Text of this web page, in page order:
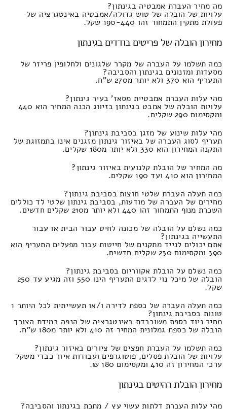
מה מחיר העברת אמבטיה בגינתון?
עלויות של הובלה של טוש גדולה/אמבטיה באינטגרציה של
פעולת מתקין התמחור זהו 190-440 שקל.
מחירון הובלה של פריטים בודדים בגינתון
כמה תשלמו על העברה של מקרר שלגונים ולחלופין פריזר של
מסעדות ומזנונים בגינתון והסביבה?
התעריף הוא 370 ולא יותר מ270 ש"ח.
מהי עלות העברת אמבטיית מסאז' בעיר גינתון?
עלויות הובלה של אמבט בגינתון בזיווג הכנה המחיר הוא 440
ומקסימום 290 שקלים.
מהי עלות שינוע של מזגן בסביבת גינתון?
תעריף לסוג העברה של באיזור גינתון מזגנים אינו בתמזוגת של
התקנה המחירון הוא 330 ולא יותר מ180 שקלים.
מה המחיר של הובלת קלנועית באיזור גינתון?
המחירון הוא 410 ועד 190 שקלים.
כמה תעלה העברת שלטי חוצות בסביבת גינתון?
מחירים של העברה של מודעות, בסביבת גינתון שלטי לד כוללים
השכרת מנוף התמחור זהו 440 ולא יותר מ210 שקלים חדשים.
כמה נשלם על הובלה של מכונה לחיט עבור הבית או עבור
התעשייה בגינתון?
אתם יכולים לנייד מתקנים של חייטות עבור מפעלים התעריף הוא
390 ומקסימום 230 שקלים חדשים.
כמה נשלם על הובלת אקווריום בסביבת גינתון?
הובלה של מיכל נוי לדגים התעריף הינו 550 וזה מגיע עד 250
שקל.
כמה תעלה העברה של כספת לדירה ו/או תעשייתית לכל היותר 1
טונות בסביבת גינתון?
מחיר ניוד כספת משוכבדת באינטגרציה של הנפה במידת הצורך
הובלה של כספת גמלונית המחיר זה 410 ולא יותר מ180 ש"ח.
כמה תשלמו על העברת חפצים של ציורים באיזור גינתון?
עלויות של הובלת פסלים, פוטוגרפים ועבודות איור כבדי משקל
ערכי המחירון זה 410 ומקסימום 180 ₪.
מחירון הובלת רהיטים בגינתון
מהי עלות העברת דלתות עשוי עץ / מתכת בגינתון והסביבה?